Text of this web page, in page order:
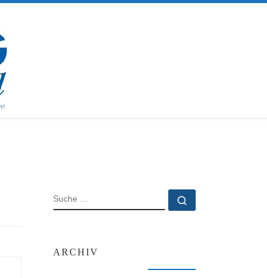
SUCHE
ARCHIV